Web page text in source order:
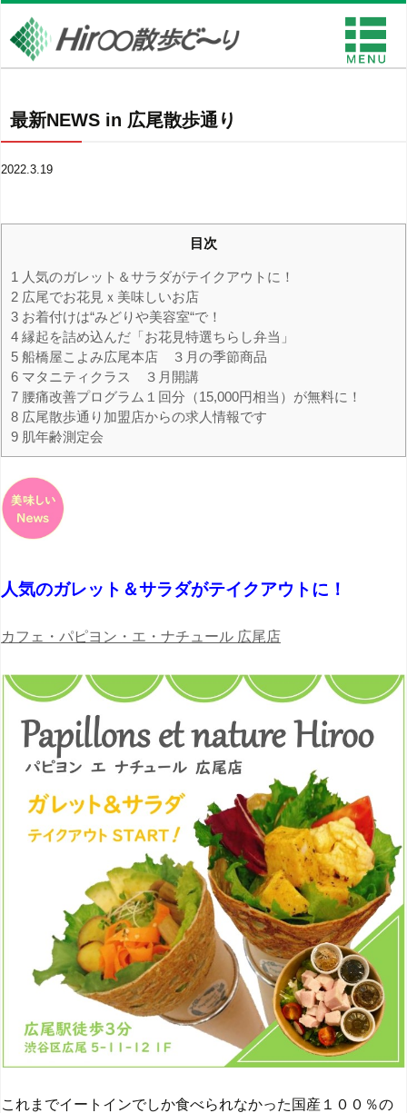
最新NEWS in 広尾散歩通り
2022.3.19
目次
1 人気のガレット＆サラダがテイクアウトに！
2 広尾でお花見ｘ美味しいお店
3 お着付けは“みどりや美容室“で！
4 縁起を詰め込んだ「お花見特選ちらし弁当」
5 船橋屋こよみ広尾本店 ３月の季節商品
6 マタニティクラス ３月開講
7 腰痛改善プログラム１回分（15,000円相当）が無料に！
8 広尾散歩通り加盟店からの求人情報です
9 肌年齢測定会
人気のガレット＆サラダがテイクアウトに！
カフェ・パピヨン・エ・ナチュール 広尾店
これまでイートインでしか食べられなかった国産１００％の